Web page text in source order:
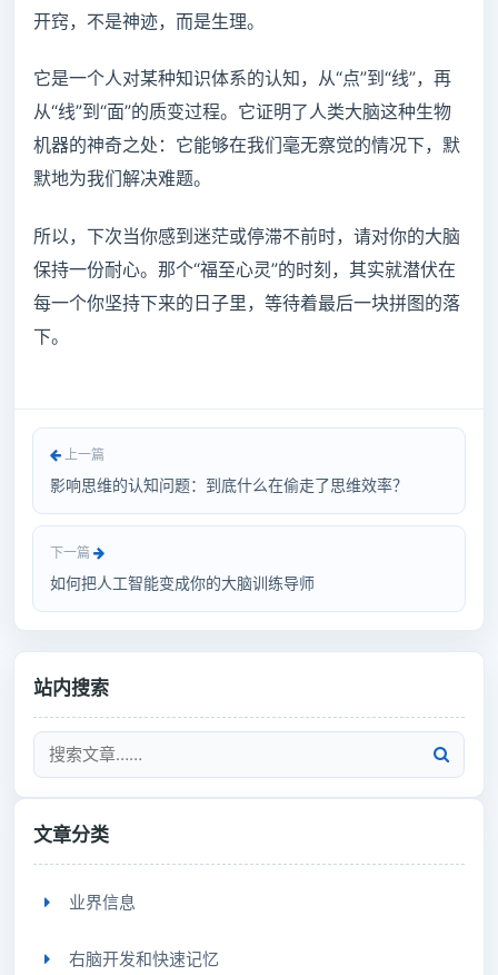
开窍，不是神迹，而是生理。
它是一个人对某种知识体系的认知，从“点”到“线”，再
从“线”到“面”的质变过程。它证明了人类大脑这种生物
机器的神奇之处：它能够在我们毫无察觉的情况下，默
默地为我们解决难题。
所以，下次当你感到迷茫或停滞不前时，请对你的大脑
保持一份耐心。那个“福至心灵”的时刻，其实就潜伏在
每一个你坚持下来的日子里，等待着最后一块拼图的落
下。
上一篇
影响思维的认知问题：到底什么在偷走了思维效率？
下一篇
如何把人工智能变成你的大脑训练导师
站内搜索
文章分类
业界信息
右脑开发和快速记忆